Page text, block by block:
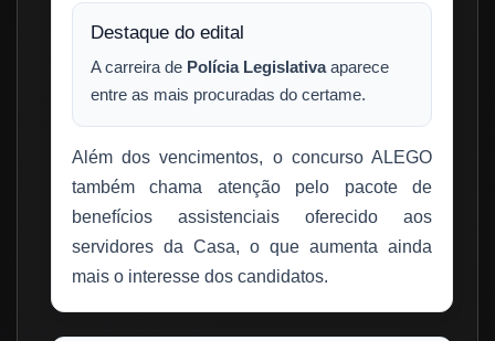
Destaque do edital
A carreira de Polícia Legislativaaparece
entre as mais procuradas do certame.
Além dos vencimentos, o concurso ALEGO
também chama atenção pelo pacote de
benefícios assistenciais oferecido aos
servidores da Casa, o que aumenta ainda
mais o interesse dos candidatos.